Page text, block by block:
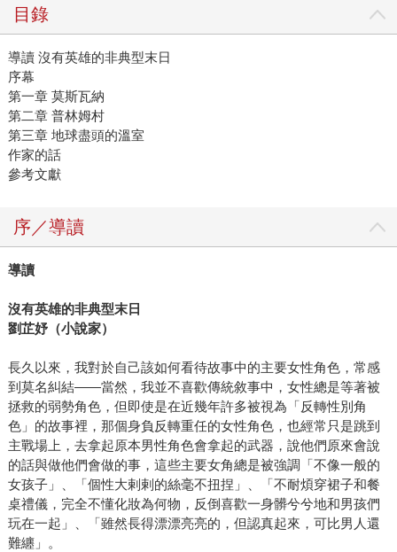
目錄
導讀 沒有英雄的非典型末日
序幕
第一章 莫斯瓦納
第二章 普林姆村
第三章 地球盡頭的溫室
作家的話
參考文獻
序／導讀
導讀
沒有英雄的非典型末日
劉芷妤（小說家）
長久以來，我對於自己該如何看待故事中的主要女性角色，常感
到莫名糾結——當然，我並不喜歡傳統敘事中，女性總是等著被
拯救的弱勢角色，但即使是在近幾年許多被視為「反轉性別角
色」的故事裡，那個身負反轉重任的女性角色，也經常只是跳到
主戰場上，去拿起原本男性角色會拿起的武器，說他們原來會說
的話與做他們會做的事，這些主要女角總是被強調「不像一般的
女孩子」、「個性大剌剌的絲毫不扭捏」、「不耐煩穿裙子和餐
桌禮儀，完全不懂化妝為何物，反倒喜歡一身髒兮兮地和男孩們
玩在一起」、「雖然長得漂漂亮亮的，但認真起來，可比男人還
難纏」。